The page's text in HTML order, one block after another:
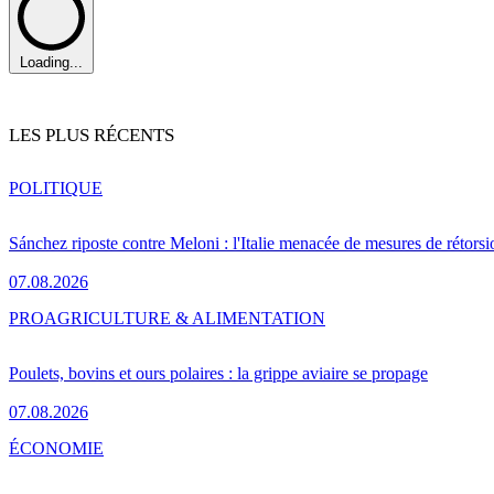
Loading...
LES PLUS RÉCENTS
Sánchez riposte contre Meloni : l'Italie menacée de mesures de
07.08.2026
POLITIQUE
Poulets, bovins et ours polaires : la grippe aviaire se propage
07.08.2026
PROAGRICULTURE & ALIMENTATION
ÉCONOMIE